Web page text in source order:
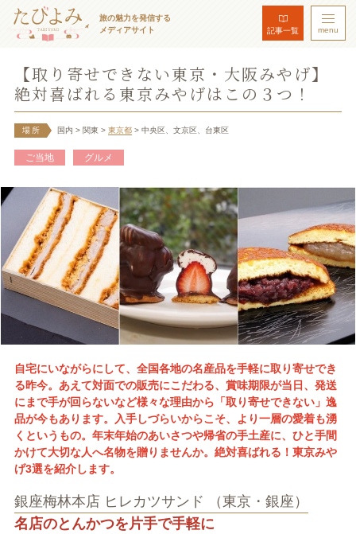
旅の魅力を発信する
メディアサイト
記事一覧 menu
【取り寄せできない東京・大阪みやげ】
絶対喜ばれる東京みやげはこの３つ！
場所 国内 > 関東 > 東京都 > 中央区、文京区、台東区
ご当地 グルメ
自宅にいながらにして、全国各地の名産品を手軽に取り寄せでき
る昨今。あえて対面での販売にこだわる、賞味期限が当日、発送
にまで手が回らないなど様々な理由から「取り寄せできない」逸
品が今もあります。入手しづらいからこそ、より一層の愛着も湧
くというもの。年末年始のあいさつや帰省の手土産に、ひと手間
かけて大切な人へ名物を贈りませんか。絶対喜ばれる！東京みや
げ3選を紹介します。
銀座梅林本店 ヒレカツサンド （東京・銀座）
名店のとんかつを片手で手軽に